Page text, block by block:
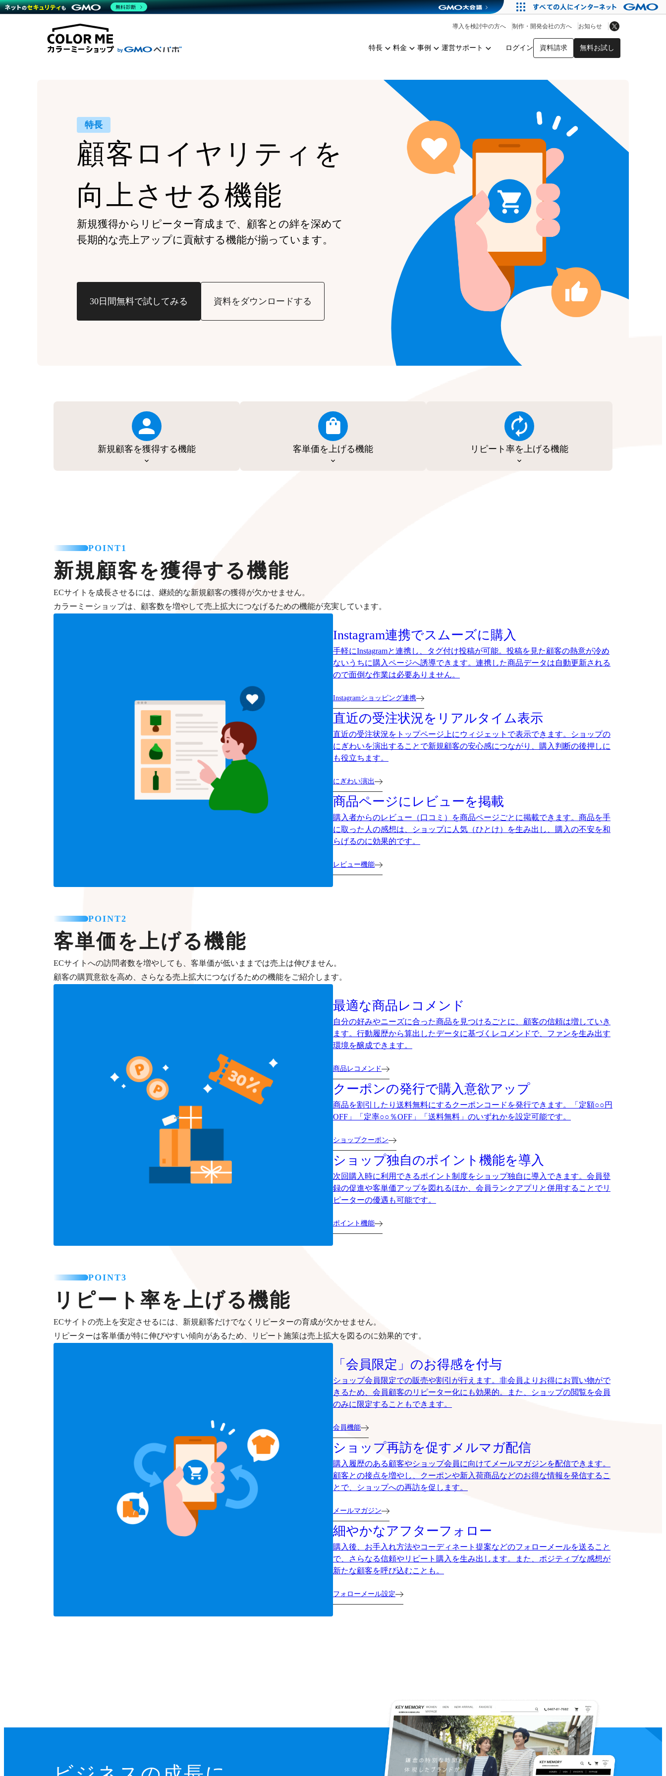
特長 料金 事例 運営サポート ログイン 資料請求 無料お試し
導入を検討中の方へ 制作・開発会社の方へ お知らせ
商材一覧を見る
機能一覧を見る
WordPress導入
モバイルアプリ
複数店舗との連携
雑貨販売 アプリストア
料金
プラン・料金一覧を見る
料金シミュレーション
事例
運営サポート
サポート一覧を見る
コミュニティイベントCarty
YouTubeチャンネル
特長
顧客ロイヤリティを
向上させる機能
新規獲得からリピーター育成まで、 顧客との絆を深めて
長期的な売上アップに貢献する機能が揃っています。
30日間無料で試してみる 資料をダウンロードする
新規顧客を獲得する機能 客単価を上げる機能 リピート率を上げる機能
POINT1
新規顧客を獲得する機能
ECサイトを成長させるには、継続的な新規顧客の獲得が欠かせません。
カラーミーショップは、顧客数を増やして売上拡大につなげるための機能が充実しています。
Instagram連携でスムーズに購入
手軽にInstagramと連携し、タグ付け投稿が可能。投稿を見た顧客の熱意が冷め
ないうちに購入ページへ誘導できます。連携した商品データは自動更新される
ので面倒な作業は必要ありません。
Instagramショッピング連携
直近の受注状況をリアルタイム表示
直近の受注状況をトップページ上にウィジェットで表示できます。ショップの
にぎわいを演出することで新規顧客の安心感につながり、購入判断の後押しに
も役立ちます。
にぎわい演出
商品ページにレビューを掲載
購入者からのレビュー（口コミ）を商品ページごとに掲載できます。商品を手
に取った人の感想は、ショップに人気（ひとけ）を生み出し、購入の不安を和
らげるのに効果的です。
レビュー機能
POINT2
客単価を上げる機能
ECサイトへの訪問者数を増やしても、客単価が低いままでは売上は伸びません。
顧客の購買意欲を高め、さらなる売上拡大につなげるための機能をご紹介します。
最適な商品レコメンド
自分の好みやニーズに合った商品を見つけるごとに、顧客の信頼は増していき
ます。行動履歴から算出したデータに基づくレコメンドで、ファンを生み出す
環境を醸成できます。
商品レコメンド
クーポンの発行で購入意欲アップ
商品を割引したり送料無料にするクーポンコードを発行できます。「定額○○円
OFF」「定率○○％OFF」「送料無料」のいずれかを設定可能です。
ショップクーポン
ショップ独自のポイント機能を導入
次回購入時に利用できるポイント制度をショップ独自に導入できます。会員登
録の促進や客単価アップを図れるほか、会員ランクアプリと併用することでリ
ピーターの優遇も可能です。
ポイント機能
POINT3
リピート率を上げる機能
ECサイトの売上を安定させるには、新規顧客だけでなくリピーターの育成が欠かせません。
リピーターは客単価が特に伸びやすい傾向があるため、リピート施策は売上拡大を図るのに効果的です。
「会員限定」のお得感を付与
ショップ会員限定での販売や割引が行えます。非会員よりお得にお買い物がで
きるため、会員顧客のリピーター化にも効果的。また、ショップの閲覧を会員
のみに限定することもできます。
会員機能
ショップ再訪を促すメルマガ配信
購入履歴のある顧客やショップ会員に向けてメールマガジンを配信できます。
顧客との接点を増やし、クーポンや新入荷商品などのお得な情報を発信するこ
とで、ショップへの再訪を促します。
メールマガジン
細やかなアフターフォロー
購入後、お手入れ方法やコーディネート提案などのフォローメールを送ること
で、さらなる信頼やリピート購入を生み出します。また、ポジティブな感想が
新たな顧客を呼び込むことも。
フォローメール設定
無料診断